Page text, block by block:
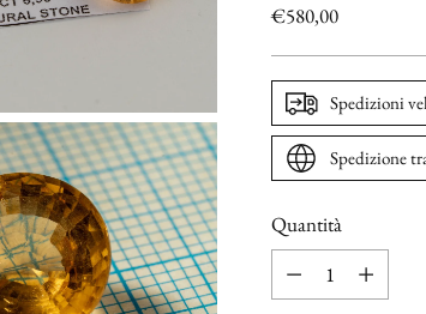
Prezzo
listino
€580,00
Spedizioni
Spedizione
Quantità
Quantità